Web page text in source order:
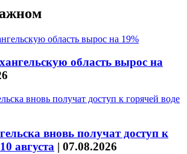
область вырос на
вновь получат доступ к
августа | 07.08.2026